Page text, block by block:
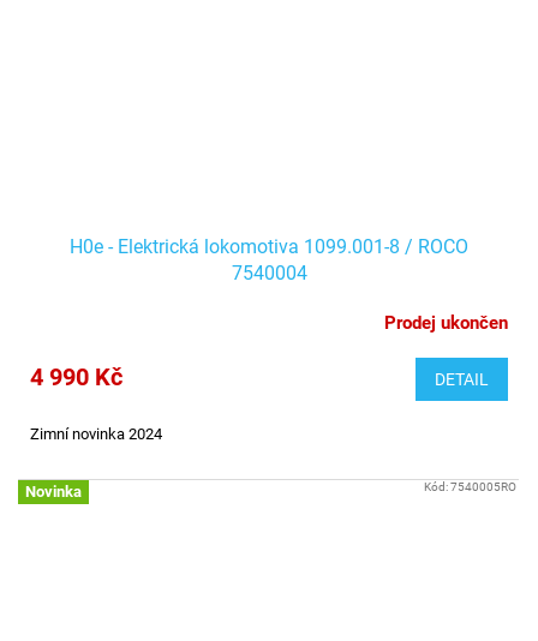
H0e - Elektrická lokomotiva 1099.001-8 / ROCO
7540004
Prodej ukončen
4 990 Kč DETAIL
Zimní novinka 2024
Novinka Kód:7540005RO